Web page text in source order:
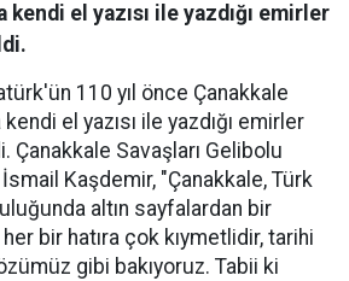
kendi el yazısı ile yazdığı emirler
110 yıl önce Çanakkale
kendi el yazısı ile yazdığı emirler
Çanakkale Savaşları Gelibolu
İsmail Kaşdemir, "Çanakkale, Türk
altın sayfalardan bir
bir hatıra çok kıymetlidir, tarihi
gibi bakıyoruz. Tabii ki